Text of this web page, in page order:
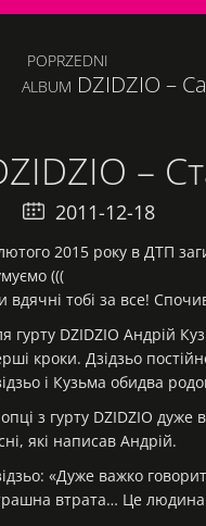
POPRZEDNI
ALBUM PREVIOUS
DZIDZIO –
–
2011-12-18
2015 року в ДТП
(((
вдячні тобі за все!
гурту DZIDZIO Андрій
кроки. Дзідзьо
і Кузьма обидва
з гурту DZIDZIO
які написав Андрій.
«Дуже важко
втрата… Це людина